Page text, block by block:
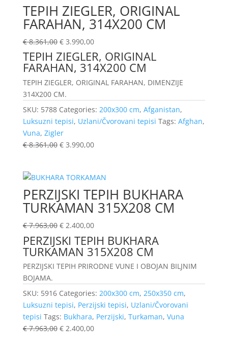
TEPIH ZIEGLER, ORIGINAL
FARAHAN, 314X200 CM
€8.361,00 €3.990,00
TEPIH ZIEGLER, ORIGINAL
FARAHAN, 314X200 CM
TEPIH ZIEGLER, ORIGINAL FARAHAN, DIMENZIJE
314X200 CM.
SKU: 5788 Categories: 200x300 cm, Afganistan,
Luksuzni tepisi, Uzlani/Čvorovani tepisi Tags: Afghan,
Vuna, Zigler
€8.361,00 €3.990,00
PERZIJSKI TEPIH BUKHARA
TURKAMAN 315X208 CM
€7.963,00 €2.400,00
PERZIJSKI TEPIH BUKHARA
TURKAMAN 315X208 CM
PERZIJSKI TEPIH PRIRODNE VUNE I OBOJAN BILJNIM
BOJAMA.
SKU: 5916 Categories: 200x300 cm, 250x350 cm,
Luksuzni tepisi, Perzijski tepisi, Uzlani/Čvorovani
tepisi Tags: Bukhara, Perzijski, Turkaman, Vuna
€7.963,00 €2.400,00